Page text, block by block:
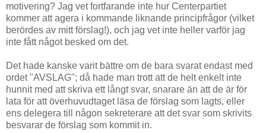
motivering? Jag vet fortfarande inte hur Centerpartiet
kommer att agera i kommande liknande principfrågor (vilket
berördes av mitt förslag!), och jag vet inte heller varför jag
inte fått något besked om det.
Det hade kanske varit bättre om de bara svarat endast med
ordet "AVSLAG"; då hade man trott att de helt enkelt inte
hunnit med att skriva ett långt svar, snarare än att de är för
lata för att överhuvudtaget läsa de förslag som lagts, eller
ens delegera till någon sekreterare att det svar som skrivits
besvarar de förslag som kommit in.